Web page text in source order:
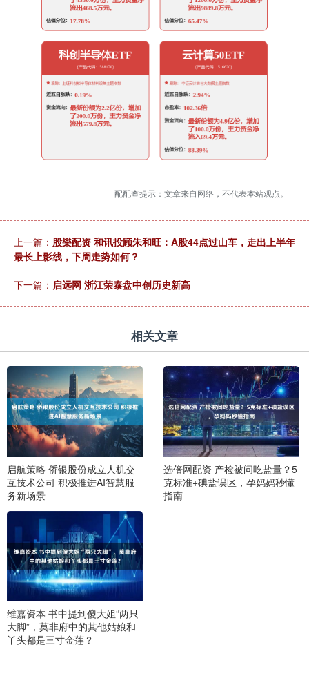
配配查提示：文章来自网络，不代表本站观点。
上一篇： 股樂配资 和讯投顾朱和旺：A股44点过山车，走出上半年
最长上影线，下周走势如何？
下一篇： 启远网 浙江荣泰盘中创历史新高
相关文章
启航策略 侨银股份成立人机交
互技术公司 积极推进AI智慧服
务新场景
选倍网配资 产检被问吃盐量？5
克标准+碘盐误区，孕妈妈秒懂
指南
维嘉资本 书中提到傻大姐“两只
大脚”，莫非府中的其他姑娘和
丫头都是三寸金莲？